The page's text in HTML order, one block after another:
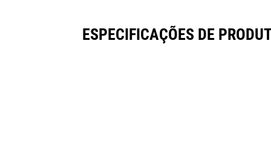
ESPECIFICAÇÕES DE